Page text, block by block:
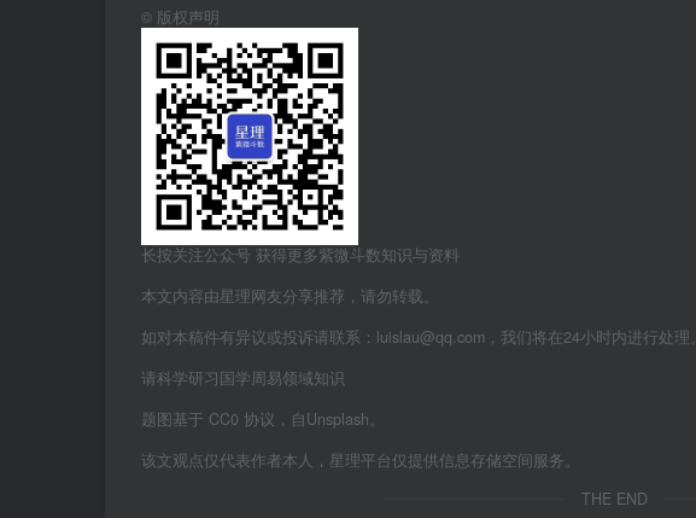
© 版权声明
长按关注公众号 获得更多紫微斗数知识与资料
本文内容由星理网友分享推荐，请勿转载。
如对本稿件有异议或投诉请联系：luislau@qq.com，我们将在24小时内进行处理。
请科学研习国学周易领域知识
题图基于 CC0 协议，自Unsplash。
该文观点仅代表作者本人，星理平台仅提供信息存储空间服务。
THE END